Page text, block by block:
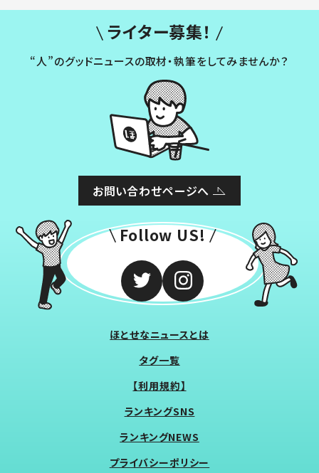
ライター募集！
“人”のグッドニュースの取材・執筆をしてみませんか？
お問い合わせページへ
Follow US!
ほとせなニュースとは
タグ一覧
【利用規約】
ランキングSNS
ランキングNEWS
プライバシーポリシー